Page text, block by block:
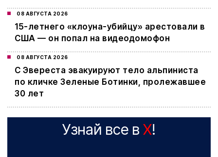
08 АВГУСТА 2026
15-летнего «клоуна-убийцу» арестовали в
США — он попал на видеодомофон
08 АВГУСТА 2026
С Эвереста эвакуируют тело альпиниста
по кличке Зеленые Ботинки, пролежавшее
30 лет
Узнай все в X!